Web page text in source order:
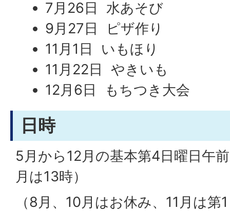
7月26日 水あそび
9月27日 ピザ作り
11月1日 いもほり
11月22日 やきいも
12月6日 もちつき大会
日時
5月から12月の基本第4日曜日午
月は13時）
（8月、10月はお休み、11月は第